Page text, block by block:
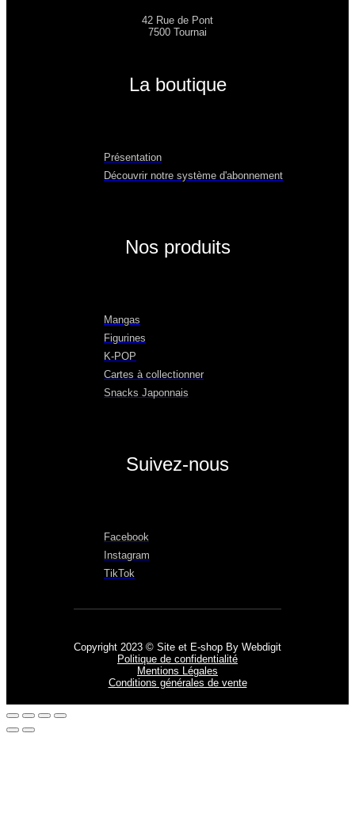
42 Rue de Pont
7500 Tournai
La boutique
Présentation
Découvrir notre système d'abonnement
Nos produits
Mangas
Figurines
K-POP
Cartes à collectionner
Snacks Japonnais
Suivez-nous
Facebook
Instagram
TikTok
Copyright 2023 © Site et E-shop By Webdigit
Politique de confidentialité
Mentions Légales
Conditions générales de vente